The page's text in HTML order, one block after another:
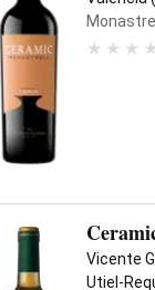
Monastrell
Vicente
Utiel-